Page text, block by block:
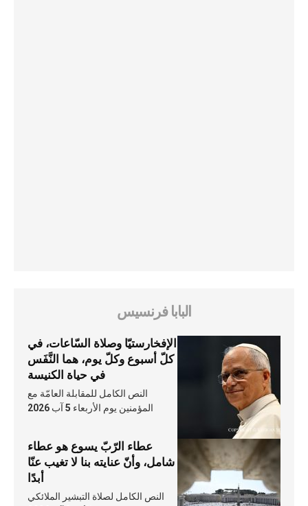
البابا فرنسيس
الإفخارستيّا وصلاة السّاعات، في
كلّ أسبوع وكلّ يوم، هما النَّفَس
في حياة الكنيسة
النص الكامل للمقابلة العامّة مع
المؤمنين يوم الأربعاء 5 آب 2026
عطاء الرّبّ يسوع هو عطاء
شامل، وأنّ عنايته بنا لا تغيب عنّا
أبدًا
النص الكامل لصلاة التبشير الملائكي